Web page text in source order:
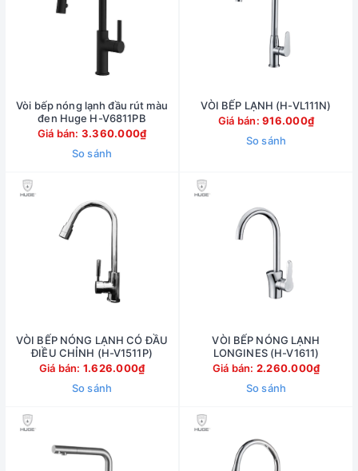
Vòi bếp nóng lạnh đầu rút màu
đen Huge H-V6811PB
Giá bán: 3.360.000₫
So sánh
VÒI BẾP LẠNH (H-VL111N)
Giá bán:916.000₫
So sánh
VÒI BẾP NÓNG LẠNH CÓ ĐẦU
ĐIỀU CHỈNH (H-V1511P)
Giá bán: 1.626.000₫
So sánh
VÒI BẾP NÓNG LẠNH
LONGINES (H-V1611)
Giá bán: 2.260.000₫
So sánh